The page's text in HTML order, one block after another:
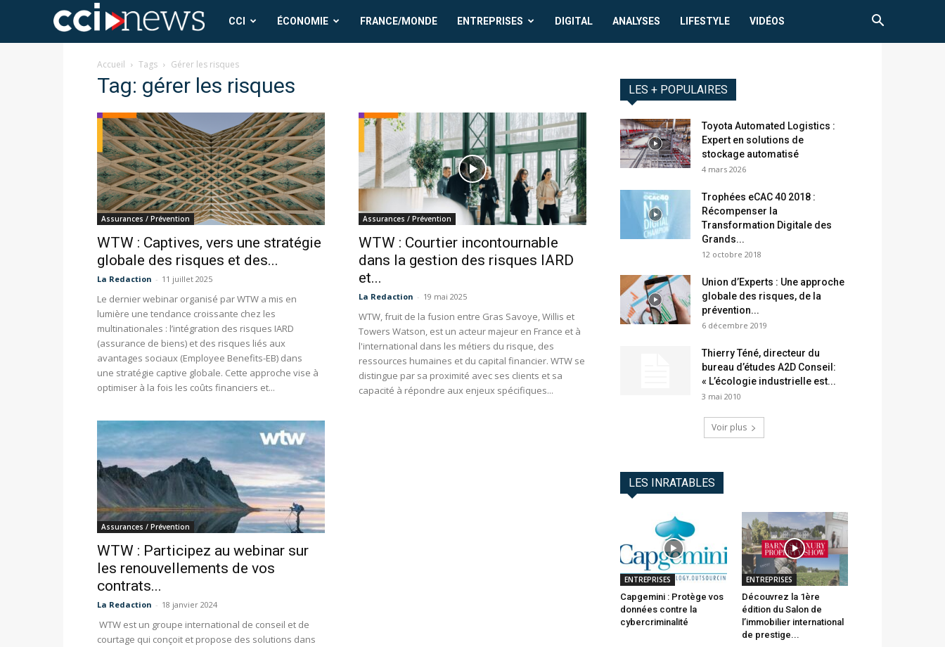
CCI
News
CCI ÉCONOMIE FRANCE/MONDE ENTREPRISES DIGITAL ANALYSES LIFESTYLE VIDÉOS
Accueil Tags Gérer les risques
Tag: gérer les risques
Assurances / Prévention
WTW : Captives, vers une stratégie
globale des risques et des...
La Redaction - 11 juillet 2025
Le dernier webinar organisé par WTW a mis en
lumière une tendance croissante chez les
multinationales : l’intégration des risques IARD
(assurance de biens) et des risques liés aux
avantages sociaux (Employee Benefits-EB) dans
une stratégie captive globale. Cette approche vise à
optimiser à la fois les coûts financiers et...
Assurances / Prévention
WTW : Courtier incontournable
dans la gestion des risques IARD
et...
La Redaction - 19 mai 2025
WTW, fruit de la fusion entre Gras Savoye, Willis et
Towers Watson, est un acteur majeur en France et à
l'international dans les métiers du risque, des
ressources humaines et du capital financier. WTW se
distingue par sa proximité avec ses clients et sa
capacité à répondre aux enjeux spécifiques...
Assurances / Prévention
WTW : Participez au webinar sur
les renouvellements de vos
contrats...
La Redaction - 18 janvier 2024
WTW est un groupe international de conseil et de
courtage qui conçoit et propose des solutions dans
LES + POPULAIRES
Toyota Automated Logistics :
Expert en solutions de
stockage automatisé
4 mars 2026
Trophées eCAC 40 2018 :
Récompenser la
Transformation Digitale des
Grands...
12 octobre 2018
Union d’Experts : Une approche
globale des risques, de la
prévention...
6 décembre 2019
Thierry Téné, directeur du
bureau d’études A2D Conseil:
« L’écologie industrielle est...
3 mai 2010
Voir plus
LES INRATABLES
ENTREPRISES
Capgemini : Protège vos
données contre la
cybercriminalité
ENTREPRISES
Découvrez la 1ère
édition du Salon de
l’immobilier international
de prestige...